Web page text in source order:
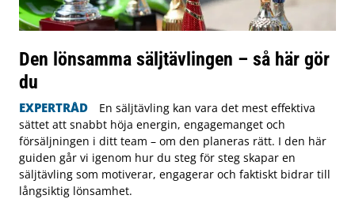
Den lönsamma säljtävlingen – så här gör
du
EXPERTRÅD
En säljtävling kan vara det mest effektiva
sättet att snabbt höja energin, engagemanget och
försäljningen i ditt team – om den planeras rätt. I den här
guiden går vi igenom hur du steg för steg skapar en
säljtävling som motiverar, engagerar och faktiskt bidrar till
långsiktig lönsamhet.